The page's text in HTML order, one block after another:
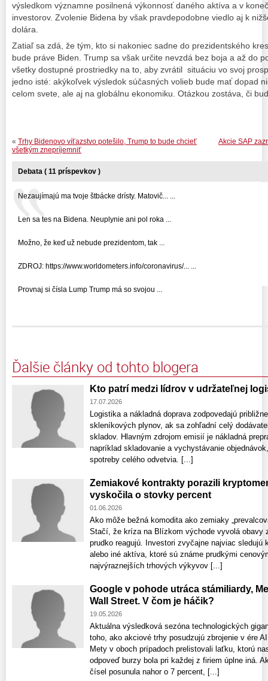
výsledkom významne posilnená výkonnosť daného aktíva a v
investorov. Zvolenie Bidena by však pravdepodobne viedlo aj k
dolára.
Zatiaľ sa zdá, že tým, kto si nakoniec sadne do prezidentského
bude práve Biden. Trump sa však určite nevzdá bez boja a až do
všetky dostupné prostriedky na to, aby zvrátil situáciu vo svoj
jedno isté: akýkoľvek výsledok súčasných volieb bude mať dopad
celom svete, ale aj na globálnu ekonomiku. Otázkou zostáva, či
Akcie SAP
« Trhy Bidenovo víťazstvo potešilo, Trump to bude chcieť
všetkým znepríjemniť
Debata ( 11 príspevkov )
Nezaujímajú ma tvoje štbácke drísty. Matovič... ...
Len sa tes na Bidena. Neuplynie ani pol roka ...
Možno, že keď už nebude prezidentom, tak ...
ZDROJ: https://www.worldometers.info/coronavirus/... ...
Provnaj si čísla Lump Trump má so svojou ...
Ďalšie články od tohto blogera
Kto patrí medzi lídrov v udržateľnej
17.07.2026
Logistika a nákladná doprava zodpovedajú
skleníkových plynov, ak sa zohľadní celý
skladov. Hlavným zdrojom emisií je nákladná
napríklad skladovanie a vychystávanie
spotreby celého odvetvia. [...]
Zemiakové kontrakty porazili
vyskočila o stovky percent
01.06.2026
Ako môže bežná komodita ako zemiaky
Stačí, že kríza na Blízkom východe vyvolá obavy
prudko reagujú. Investori zvyčajne najviac sledujú
alebo iné aktíva, ktoré sú známe prudkými
najvýraznejších trhových výkyvov [...]
Google v pohode utráca stámiliardy,
Wall Street. V čom je háčik?
19.05.2026
Aktuálna výsledková sezóna technologických
toho, ako akciové trhy posudzujú zbrojenie v ére
Mety v oboch prípadoch prelistovali laťku, ktorú
odpoveď burzy bola pri každej z firiem úplne iná.
čísel posunula nahor o 7 percent, [...]